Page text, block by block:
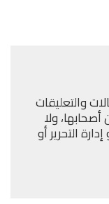
والتعليقات
ولا
التحرير أو